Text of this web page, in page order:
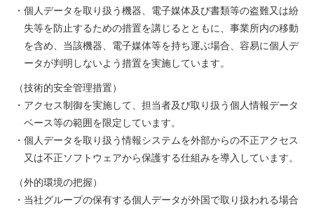
・個人データを取り扱う機器、電子媒体及び書類等の盗難又は紛
失等を防止するための措置を講じるとともに、事業所内の移動
を含め、当該機器、電子媒体等を持ち運ぶ場合、容易に個人デ
ータが判明しないよう措置を実施しています。
（技術的安全管理措置）
・アクセス制御を実施して、担当者及び取り扱う個人情報データ
ベース等の範囲を限定しています。
・個人データを取り扱う情報システムを外部からの不正アクセス
又は不正ソフトウェアから保護する仕組みを導入しています。
（外的環境の把握）
・当社グループの保有する個人データが外国で取り扱われる場合